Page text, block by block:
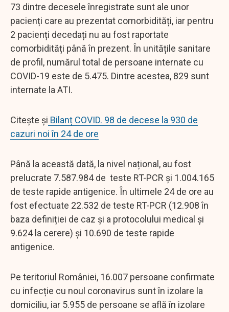
73 dintre decesele înregistrate sunt ale unor
pacienți care au prezentat comorbidități, iar pentru
2 pacienți decedați nu au fost raportate
comorbidități până în prezent. În unitățile sanitare
de profil, numărul total de persoane internate cu
COVID-19 este de 5.475. Dintre acestea, 829 sunt
internate la ATI.
Citește și Bilanț COVID. 98 de decese la 930 de
cazuri noi în 24 de ore
Până la această dată, la nivel național, au fost
prelucrate 7.587.984 de teste RT-PCR și 1.004.165
de teste rapide antigenice. În ultimele 24 de ore au
fost efectuate 22.532 de teste RT-PCR (12.908 în
baza definiției de caz și a protocolului medical și
9.624 la cerere) și 10.690 de teste rapide
antigenice.
Pe teritoriul României, 16.007 persoane confirmate
cu infecție cu noul coronavirus sunt în izolare la
domiciliu, iar 5.955 de persoane se află în izolare